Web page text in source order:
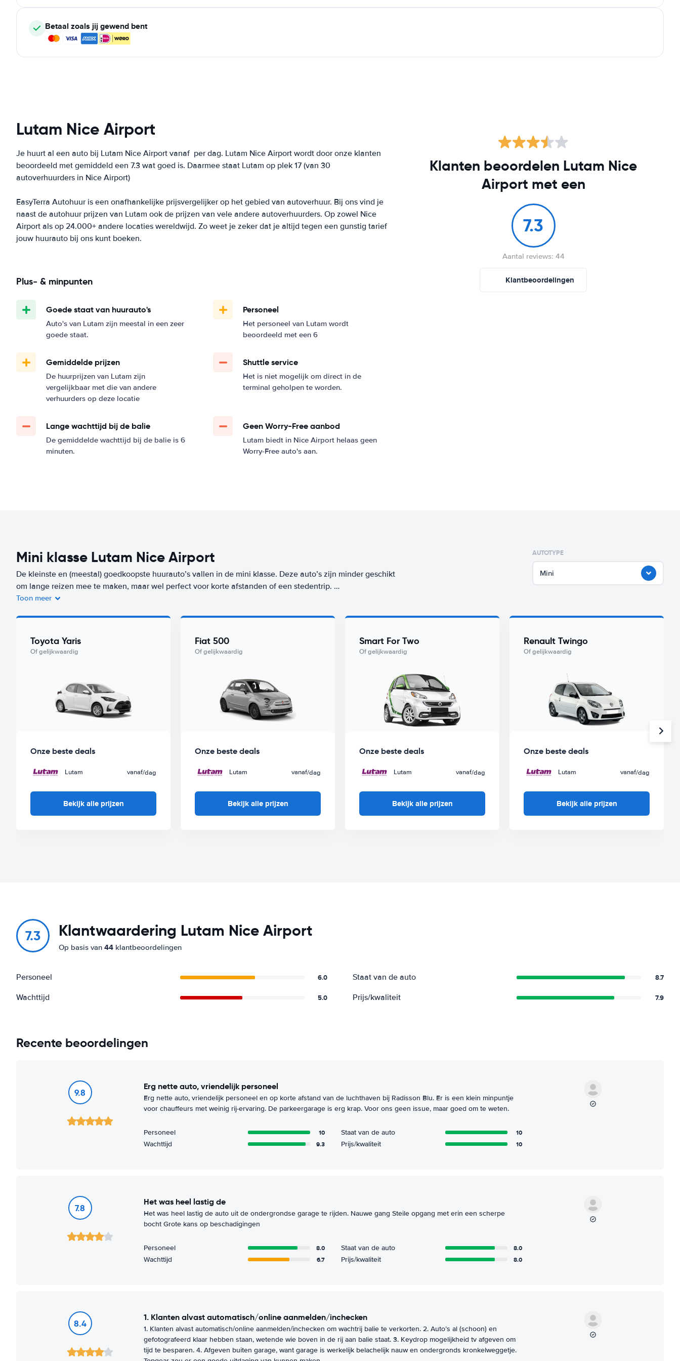
Betaal zoals jij gewend bent
Lutam Nice Airport
Je huurt al een auto bij Lutam Nice Airport vanaf per dag. Lutam Nice Airport wordt door onze klanten
beoordeeld met gemiddeld een 7.3 wat goed is. Daarmee staat Lutam op plek 17 (van 30
autoverhuurders in Nice Airport)
EasyTerra Autohuur is een onafhankelijke prijsvergelijker op het gebied van autoverhuur. Bij ons vind je
naast de autohuur prijzen van Lutam ook de prijzen van vele andere autoverhuurders. Op zowel Nice
Airport als op 24.000+ andere locaties wereldwijd. Zo weet je zeker dat je altijd tegen een gunstig tarief
jouw huurauto bij ons kunt boeken.
Plus- & minpunten
Goede staat van huurauto's
Auto's van Lutam zijn meestal in een zeer
goede staat.
Personeel
Het personeel van Lutam wordt
beoordeeld met een 6
Gemiddelde prijzen
De huurprijzen van Lutam zijn
vergelijkbaar met die van andere
verhuurders op deze locatie
Shuttle service
Het is niet mogelijk om direct in de
terminal geholpen te worden.
Lange wachttijd bij de balie
De gemiddelde wachttijd bij de balie is 6
minuten.
Geen Worry-Free aanbod
Lutam biedt in Nice Airport helaas geen
Worry-Free auto's aan.
Klanten beoordelen Lutam Nice
Airport met een
7.3
Aantal reviews: 44
Klantbeoordelingen
Mini klasse Lutam Nice Airport
De kleinste en (meestal) goedkoopste huurauto’s vallen in de mini klasse. Deze auto’s zijn minder geschikt
om lange reizen mee te maken, maar wel perfect voor korte afstanden of een stedentrip.
Airport) vanafper dag.
Toon meer
AUTOTYPE
Mini
Toyota Yaris
Of gelijkwaardig
Onze beste deals
Lutam vanaf/dag
Bekijk alle prijzen
Fiat 500
Of gelijkwaardig
Onze beste deals
Lutam vanaf/dag
Bekijk alle prijzen
Smart For Two
Of gelijkwaardig
Onze beste deals
Lutam vanaf/dag
Bekijk alle prijzen
Renault Twingo
Of gelijkwaardig
Onze beste deals
Lutam vanaf/dag
Bekijk alle prijzen
7.3 Klantwaardering Lutam Nice Airport
Op basis van 44 klantbeoordelingen
Personeel 6.0 Staat van de auto 8.7
Wachttijd 5.0 Prijs/kwaliteit 7.9
Recente beoordelingen
9.8
Erg nette auto, vriendelijk personeel
Erg nette auto, vriendelijk personeel en op korte afstand van de luchthaven bij Radisson Blu. Er is een klein minpuntje
voor chauffeurs met weinig rij-ervaring. De parkeergarage is erg krap. Voor ons geen issue, maar goed om te weten.
Personeel 10 Staat van de auto 10
Wachttijd 9.3 Prijs/kwaliteit 10
7.8
Het was heel lastig de
Het was heel lastig de auto uit de ondergrondse garage te rijden. Nauwe gang Steile opgang met erin een scherpe
bocht Grote kans op beschadigingen
Personeel 8.0 Staat van de auto 8.0
Wachttijd 6.7 Prijs/kwaliteit 8.0
8.4
1. Klanten alvast automatisch/online aanmelden/inchecken
1. Klanten alvast automatisch/online aanmelden/inchecken om wachtrij balie te verkorten. 2. Auto’s al (schoon) en
gefotografeerd klaar hebben staan, wetende wie boven in de rij aan balie staat. 3. Keydrop mogelijkheid tv afgeven om
tijd te besparen. 4. Afgeven buiten garage, want garage is werkelijk belachelijk nauw en ondergronds kronkelweggetje.